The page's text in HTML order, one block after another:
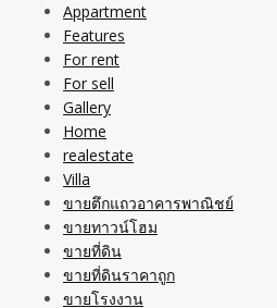
Appartment
Features
For rent
For sell
Gallery
Home
realestate
Villa
ขายตึกแถวอาคารพาณิชย์
ขายทาวน์โฮม
ขายที่ดิน
ขายที่ดินราคาถูก
ขายโรงงาน